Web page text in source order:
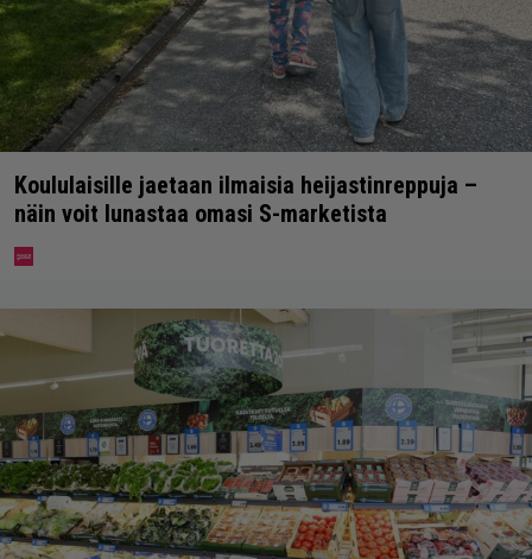
Koululaisille jaetaan ilmaisia heijastinreppuja –
näin voit lunastaa omasi S-marketista